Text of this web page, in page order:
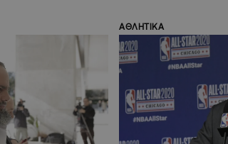
ΑΘΛΗΤΙΚΑ